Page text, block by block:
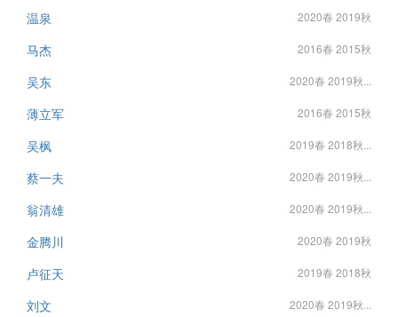
温泉 2020春 2019秋
马杰 2016春 2015秋
吴东 2020春 2019秋...
薄立军 2016春 2015秋
吴枫 2019春 2018秋...
蔡一夫 2020春 2019秋...
翁清雄 2020春 2019秋...
金腾川 2020春 2019秋
卢征天 2019春 2018秋
刘文 2020春 2019秋...